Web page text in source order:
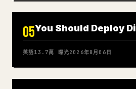
05You Should Deploy
英語13.7萬 曝光2026年8月06日